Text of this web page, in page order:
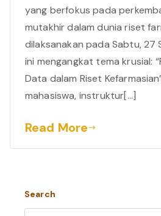
yang berfokus pada
mutakhir dalam dunia riset
dilaksanakan pada Sabtu, 27
ini mengangkat tema krusial:
Data dalam Riset
mahasiswa, instruktur[…]
Read More
Search